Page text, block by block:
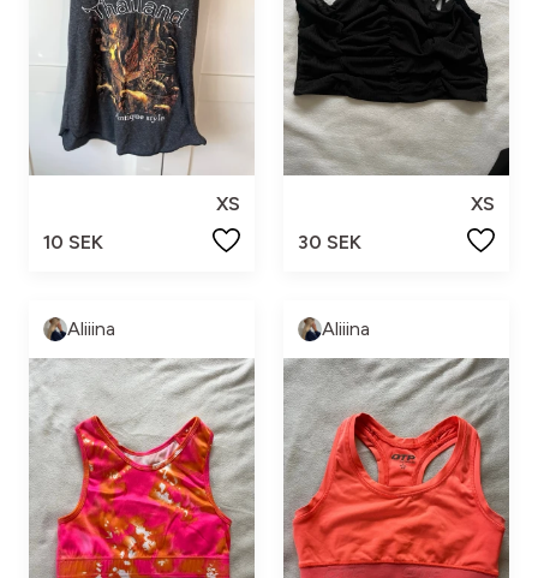
XS
10 SEK
XS
30 SEK
Aliiina Aliiina